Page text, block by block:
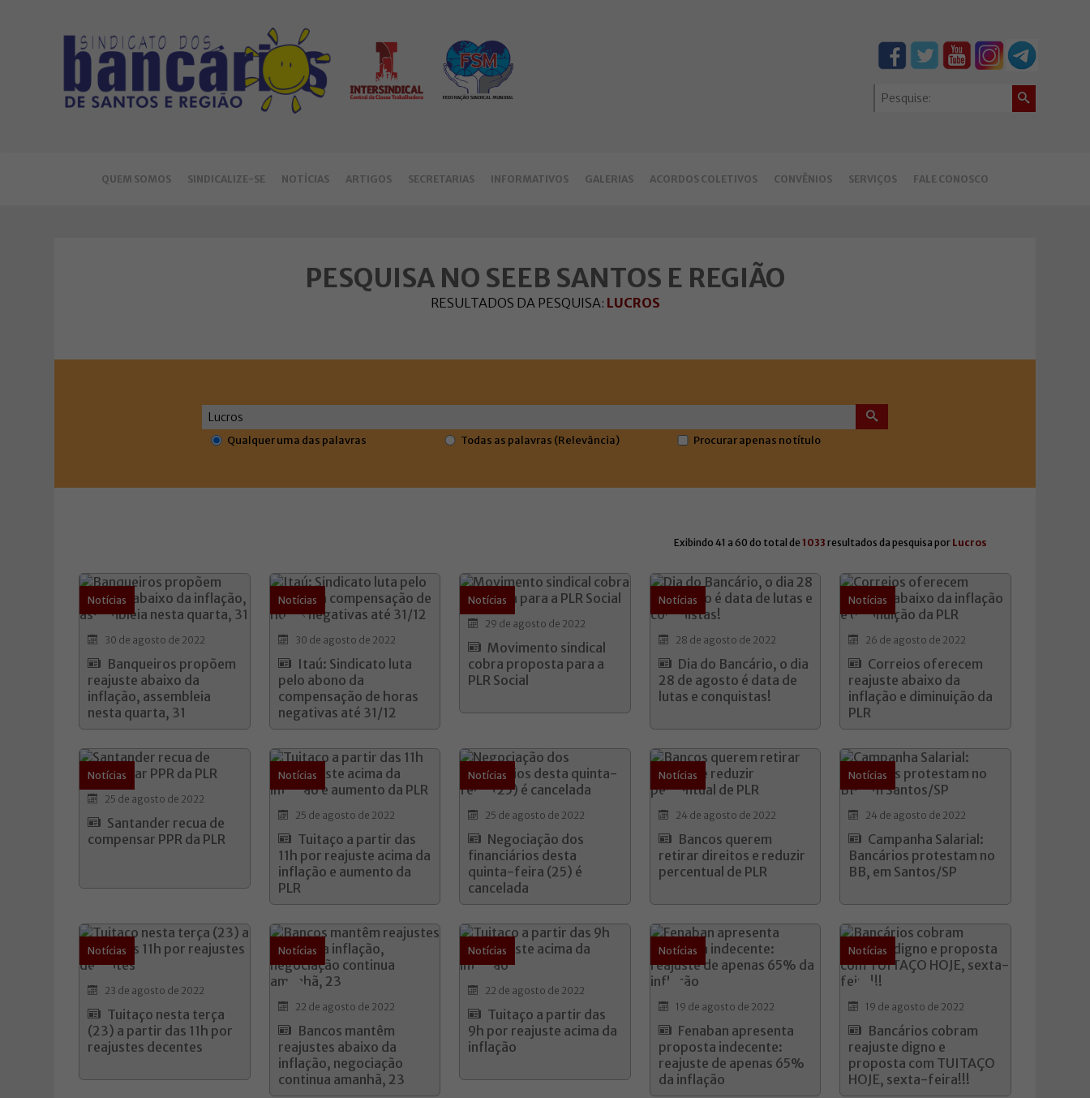
QUEM SOMOS SINDICALIZE-SE NOTÍCIAS ARTIGOS SECRETARIAS INFORMATIVOS GALERIAS ACORDOS COLETIVOS CONVÊNIOS SERVIÇOS FALE CONOSCO
PESQUISA NO SEEB SANTOS E REGIÃO
RESULTADOS DA PESQUISA: LUCROS
Qualquer uma das palavras Todas as palavras (Relevância) Procurar apenas no título
Exibindo 41 a 60 do total de 1033 resultados da pesquisa por Lucros
Notícias
30 de agosto de 2022
Banqueiros propõem
reajuste abaixo da
inflação, assembleia
nesta quarta, 31
Notícias
30 de agosto de 2022
Itaú: Sindicato luta
pelo abono da
compensação de horas
negativas até 31/12
Notícias
29 de agosto de 2022
Movimento sindical
cobra proposta para a
PLR Social
Notícias
28 de agosto de 2022
Dia do Bancário, o dia
28 de agosto é data de
lutas e conquistas!
Notícias
26 de agosto de 2022
Correios oferecem
reajuste abaixo da
inflação e diminuição da
PLR
Notícias
25 de agosto de 2022
Santander recua de
compensar PPR da PLR
Notícias
25 de agosto de 2022
Tuitaço a partir das
11h por reajuste acima da
inflação e aumento da
PLR
Notícias
25 de agosto de 2022
Negociação dos
financiários desta
quinta-feira (25) é
cancelada
Notícias
24 de agosto de 2022
Bancos querem
retirar direitos e reduzir
percentual de PLR
Notícias
24 de agosto de 2022
Campanha Salarial:
Bancários protestam no
BB, em Santos/SP
Notícias
23 de agosto de 2022
Tuitaço nesta terça
(23) a partir das 11h por
reajustes decentes
Notícias
22 de agosto de 2022
Bancos mantêm
reajustes abaixo da
inflação, negociação
continua amanhã, 23
Notícias
22 de agosto de 2022
Tuitaço a partir das
9h por reajuste acima da
inflação
Notícias
19 de agosto de 2022
Fenaban apresenta
proposta indecente:
reajuste de apenas 65%
da inflação
Notícias
19 de agosto de 2022
Bancários cobram
reajuste digno e
proposta com TUITAÇO
HOJE, sexta-feira!!!